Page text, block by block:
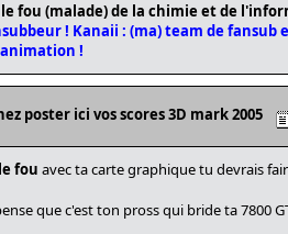
le fou (malade) de la chimie et de
! Kanaii : (ma) team de fansub
!
poster ici vos scores 3D mark 2005
fou avec ta carte graphique tu devrais
que c'est ton pross qui bride ta 7800